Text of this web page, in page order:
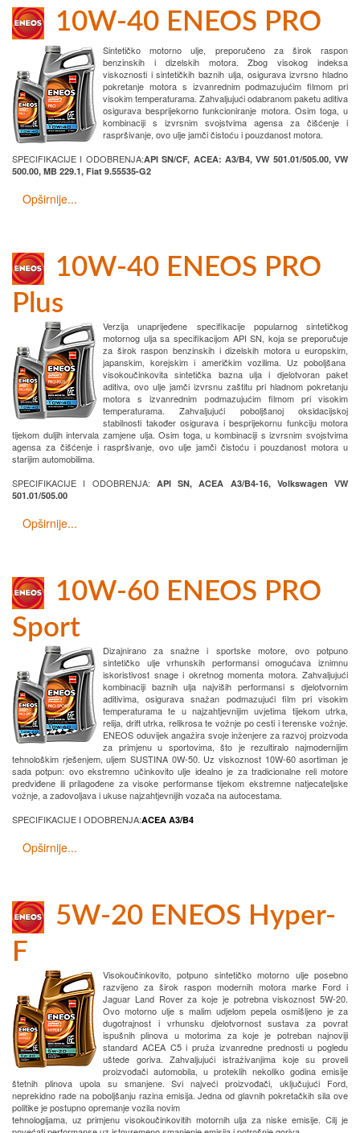
10W-40 ENEOS PRO
Sintetičko motorno ulje, preporučeno za širok raspon
benzinskih i dizelskih motora. Zbog visokog indeksa
viskoznosti i sintetičkih baznih ulja, osigurava izvrsno hladno
pokretanje motora s izvanrednim podmazujućim filmom pri
visokim temperaturama. Zahvaljujući odabranom paketu aditiva
osigurava besprijekorno funkcioniranje motora. Osim toga, u
kombinaciji s izvrsnim svojstvima agensa za čišćenje i
raspršivanje, ovo ulje jamči čistoću i pouzdanost motora.
SPECIFIKACIJE I ODOBRENJA:API SN/CF, ACEA: A3/B4, VW 501.01/505.00, VW
500.00, MB 229.1, Fiat 9.55535-G2
Opširnije...
10W-40 ENEOS PRO
Plus
Verzija unaprijeđene specifikacije popularnog sintetičkog
motornog ulja sa specifikacijom API SN, koja se preporučuje
za širok raspon benzinskih i dizelskih motora u europskim,
japanskim, korejskim i američkim vozilima. Uz poboljšana
visokoučinkovita sintetička bazna ulja i djelotvoran paket
aditiva, ovo ulje jamči izvrsnu zaštitu pri hladnom pokretanju
motora s izvanrednim podmazujućim filmom pri visokim
temperaturama. Zahvaljujući poboljšanoj oksidacijskoj
stabilnosti također osigurava i besprijekornu funkciju motora
tijekom duljih intervala zamjene ulja. Osim toga, u kombinaciji s izvrsnim svojstvima
agensa za čišćenje i raspršivanje, ovo ulje jamči čistoću i pouzdanost motora u
starijim automobilima.
SPECIFIKACIJE I ODOBRENJA: API SN, ACEA A3/B4-16, Volkswagen VW
501.01/505.00
Opširnije...
10W-60 ENEOS PRO
Sport
Dizajnirano za snažne i sportske motore, ovo potpuno
sintetičko ulje vrhunskih performansi omogućava iznimnu
iskoristivost snage i okretnog momenta motora. Zahvaljujući
kombinaciji baznih ulja najviših performansi s djelotvornim
aditivima, osigurava snažan podmazujući film pri visokim
temperaturama te u najzahtjevnijim uvjetima tijekom utrka,
relija, drift utrka, relikrosa te vožnje po cesti i terenske vožnje.
ENEOS oduvijek angažira svoje inženjere za razvoj proizvoda
za primjenu u sportovima, što je rezultiralo najmodernijim
tehnološkim rješenjem, uljem SUSTINA 0W-50. Uz viskoznost 10W-60 asortiman je
sada potpun: ovo ekstremno učinkovito ulje idealno je za tradicionalne reli motore
predviđene ili prilagođene za visoke performanse tijekom ekstremne natjecateljske
vožnje, a zadovoljava i ukuse najzahtjevnijih vozača na autocestama.
SPECIFIKACIJE I ODOBRENJA:ACEA A3/B4
Opširnije...
5W-20 ENEOS Hyper-
F
Visokoučinkovito, potpuno sintetičko motorno ulje posebno
razvijeno za širok raspon modernih motora marke Ford i
Jaguar Land Rover za koje je potrebna viskoznost 5W-20.
Ovo motorno ulje s malim udjelom pepela osmišljeno je za
dugotrajnost i vrhunsku djelotvornost sustava za povrat
ispušnih plinova u motorima za koje je potreban najnoviji
standard ACEA C5 i pruža izvanredne prednosti u pogledu
uštede goriva. Zahvaljujući istraživanjima koje su proveli
proizvođači automobila, u proteklih nekoliko godina emisije
štetnih plinova upola su smanjene. Svi najveći proizvođači, uključujući Ford,
neprekidno rade na poboljšanju razina emisija. Jedna od glavnih pokretačkih sila ove
politike je postupno opremanje vozila novim
tehnologijama, uz primjenu visokoučinkovitih motornih ulja za niske emisije. Cilj je